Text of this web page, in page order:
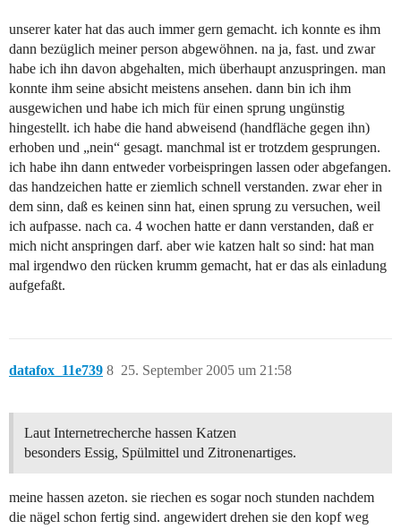
unserer kater hat das auch immer gern gemacht. ich konnte es ihm
dann bezüglich meiner person abgewöhnen. na ja, fast. und zwar
habe ich ihn davon abgehalten, mich überhaupt anzuspringen. man
konnte ihm seine absicht meistens ansehen. dann bin ich ihm
ausgewichen und habe ich mich für einen sprung ungünstig
hingestellt. ich habe die hand abweisend (handfläche gegen ihn)
erhoben und „nein“ gesagt. manchmal ist er trotzdem gesprungen.
ich habe ihn dann entweder vorbeispringen lassen oder abgefangen.
das handzeichen hatte er ziemlich schnell verstanden. zwar eher in
dem sinn, daß es keinen sinn hat, einen sprung zu versuchen, weil
ich aufpasse. nach ca. 4 wochen hatte er dann verstanden, daß er
mich nicht anspringen darf. aber wie katzen halt so sind: hat man
mal irgendwo den rücken krumm gemacht, hat er das als einladung
aufgefaßt.
datafox_11e739 25. September 2005 um 21:58
8
Laut Internetrecherche hassen Katzen
besonders Essig, Spülmittel und Zitronenartiges.
meine hassen azeton. sie riechen es sogar noch stunden nachdem
die nägel schon fertig sind. angewidert drehen sie den kopf weg